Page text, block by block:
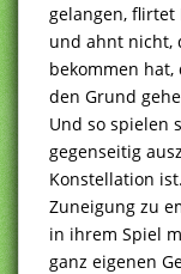
gelangen, flirtet
und ahnt nicht,
bekommen
den Grund
Und so spielen
gegenseitig
Konstellation
Zuneigung zu
in ihrem Spiel
ganz eigenen